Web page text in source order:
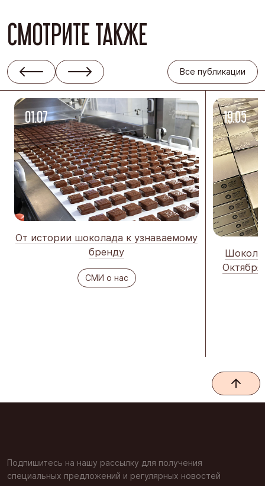
СМОТРИТЕ ТАКЖЕ
Все публикации
01.07 -2025
От истории шоколада к узнаваемому
бренду
СМИ о нас
19.05
Подпишитесь на нашу рассылку для получения
специальных предложений и регулярных новостей